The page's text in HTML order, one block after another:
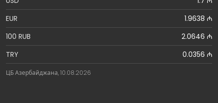
EUR
1.9638 ₼
100 RUB
2.0646 ₼
TRY
0.0356 ₼
ЦБ Азербайджана, 10.08.2026